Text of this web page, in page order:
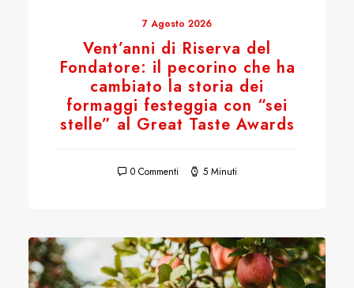
7 Agosto 2026
Vent’anni di Riserva del
Fondatore: il pecorino che ha
cambiato la storia dei
formaggi festeggia con “sei
stelle” al Great Taste Awards
0 Commenti 5 Minuti